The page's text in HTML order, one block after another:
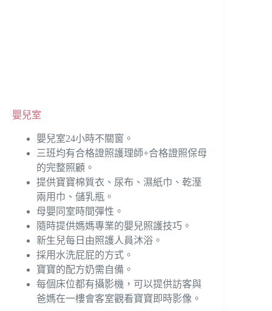
嬰兒室
嬰兒室24小時不關窗。
三班均有合格證照護理師+合格證照保母
的完整照顧。
提供寶寶棉質衣、尿布、濕紙巾、乾溼
兩用巾、儲乳瓶。
母嬰同室時間彈性。
隨時提供媽媽專業的嬰兒照護技巧。
新生兒每日由照護人員沐浴。
採用水洗屁屁的方式。
寶寶的配方奶需自備。
每個床位都有攝影機，可以提供訪客與
爸媽在一樓會客室觀看寶寶即時影像。